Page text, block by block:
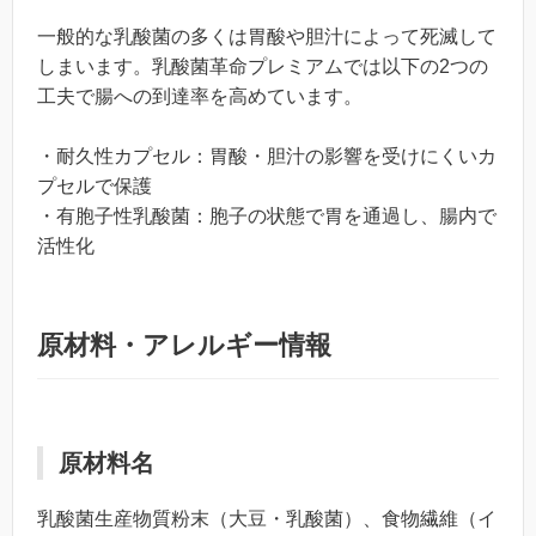
一般的な乳酸菌の多くは胃酸や胆汁によって死滅して
しまいます。乳酸菌革命プレミアムでは以下の2つの
工夫で腸への到達率を高めています。
・耐久性カプセル：胃酸・胆汁の影響を受けにくいカ
プセルで保護
・有胞子性乳酸菌：胞子の状態で胃を通過し、腸内で
活性化
原材料・アレルギー情報
原材料名
乳酸菌生産物質粉末（大豆・乳酸菌）、食物繊維（イ